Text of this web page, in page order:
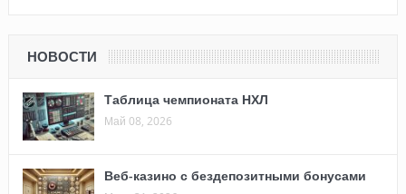
НОВОСТИ
Таблица чемпионата НХЛ
Май 08, 2026
Веб-казино с бездепозитными бонусами